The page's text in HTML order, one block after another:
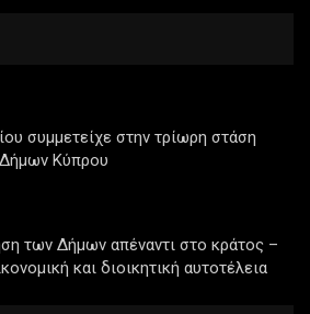
συμμετείχε στην τρίωρη στάση
Κύπρου
των Δήμων απέναντι στο κράτος –
και διοικητική αυτοτέλεια